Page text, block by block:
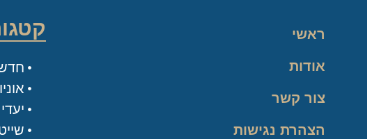
חדשות
אוניות
יעדים
שייט
ראשי
אודות
צור קשר
הצהרת נגישות